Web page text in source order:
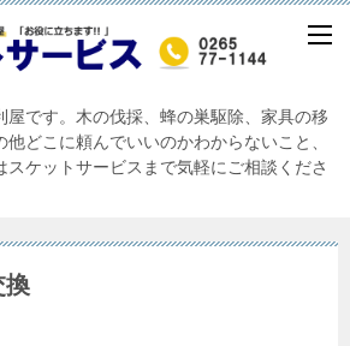
屋です。木の伐採、蜂の巣駆除、家具の移
どこに頼んでいいのかわからないこと、
スケットサービスまで気軽にご相談くださ
換